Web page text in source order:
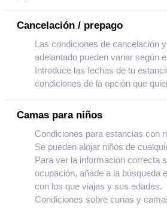
Cancelación / prepago
Las condiciones de cancelación
adelantado pueden variar según
Introduce las fechas de tu
condiciones de la opción que
Camas para niños
Condiciones para estancias con
Se pueden alojar niños de
Para ver la información correcta
ocupación, añade a la búsqueda
con los que viajas y sus edades.
Condiciones sobre cunas y